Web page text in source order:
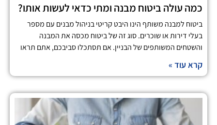
כמה עולה ביטוח מבנה ומתי כדאי לעשות אותו?
ביטוח למבנה משותף הינו היבט קריטי בניהול מבנים עם מספר
בעלי דירות או שוכרים. סוג זה של ביטוח מכסה את המבנה
והשטחים המשותפים של הבניין. אם תסתכלו סביבכם, אתם תראו
קרא עוד »